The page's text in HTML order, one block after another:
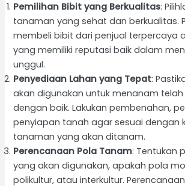
Pemilihan Bibit yang Berkualitas:
tanaman yang sehat dan berkualitas.
membeli bibit dari penjual terpercaya
yang memiliki reputasi baik dalam
unggul.
Penyediaan Lahan yang Tepat:
akan digunakan untuk menanam
dengan baik. Lakukan pembenahan,
penyiapan tanah agar sesuai dengan
tanaman yang akan ditanam.
Perencanaan Pola Tanam: Tentukan
yang akan digunakan, apakah pola
polikultur, atau interkultur.